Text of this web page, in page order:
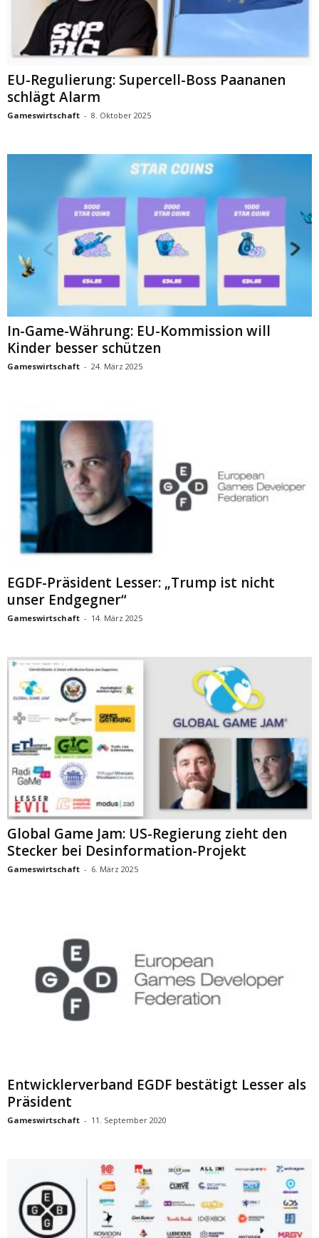
EU-Regulierung: Supercell-Boss Paananen
schlägt Alarm
Gameswirtschaft - 8. Oktober 2025
In-Game-Währung: EU-Kommission will
Kinder besser schützen
Gameswirtschaft - 24. März 2025
EGDF-Präsident Lesser: „Trump ist nicht
unser Endgegner“
Gameswirtschaft - 14. März 2025
Global Game Jam: US-Regierung zieht den
Stecker bei Desinformation-Projekt
Gameswirtschaft - 6. März 2025
Entwicklerverband EGDF bestätigt Lesser als
Präsident
Gameswirtschaft - 11. September 2020